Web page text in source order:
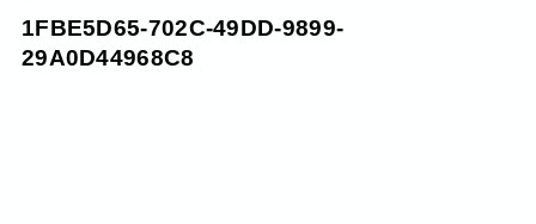
1FBE5D65-702C-49DD-9899-
29A0D44968C8